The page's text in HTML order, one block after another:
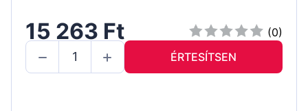
15 263 Ft
(0)
ÉRTESÍTSEN